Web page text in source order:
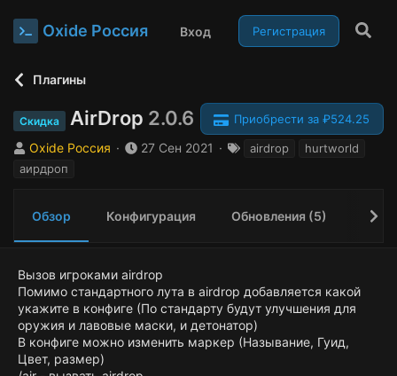
Oxide Россия Вход Регистрация
Плагины
Скидка AirDrop 2.0.6 Приобрести за ₽524.25
А
в
р
Oxide Россия
Д
с
а
н
и
я
27 Сен 2021
Тairdrop
hurtworld
аирдроп
Обзор Конфигурация Обновления (5)
Вызов игроками airdrop
Помимо стандартного лута в airdrop добавляется какой
укажите в конфиге (По стандарту будут улучшения для
оружия и лавовые маски, и детонатор)
В конфиге можно изменить маркер (Называние, Гуид,
Цвет, размер)